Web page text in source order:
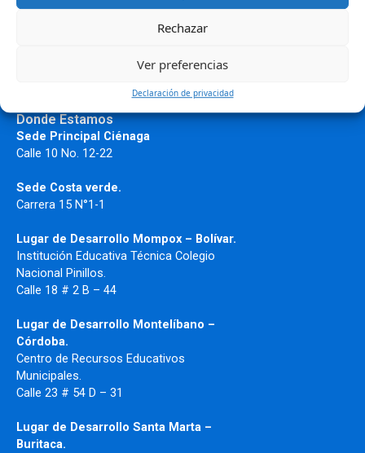
Rechazar
Ver preferencias
Declaración de privacidad
Read More »
Donde Estamos
Sede Principal Ciénaga
Calle 10 No. 12-22
Sede Costa verde.
Carrera 15 N°1-1
Lugar de Desarrollo Mompox – Bolívar.
Institución Educativa Técnica Colegio
Nacional Pinillos.
Calle 18 # 2 B – 44
Lugar de Desarrollo Montelíbano –
Córdoba.
Centro de Recursos Educativos
Municipales.
Calle 23 # 54 D – 31
Lugar de Desarrollo Santa Marta –
Buritaca.